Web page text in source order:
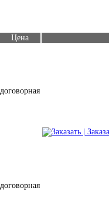
Цена
договорная
|
договорная